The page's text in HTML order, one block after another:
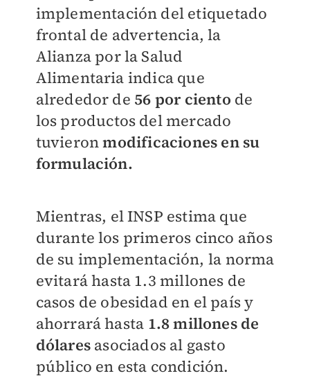
implementación del etiquetado
frontal de advertencia, la
Alianza por la Salud
Alimentaria indica que
alrededor de 56 por ciento de
los productos del mercado
tuvieronmodificaciones en su
formulación.
Mientras, el INSP estima que
durante los primeros cinco años
de su implementación, la norma
evitará hasta 1.3 millones de
casos de obesidad en el país y
ahorrará hasta 1.8 millones de
dólaresasociados al gasto
público en esta condición.